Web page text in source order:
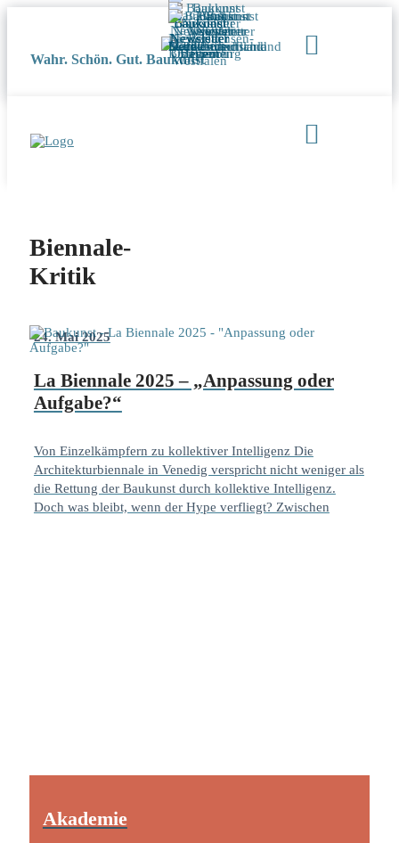
Wahr. Schön. Gut. Baukunst
Biennale-
Kritik
24. Mai 2025
La Biennale 2025 – „Anpassung oder
Aufgabe?“
Von Einzelkämpfern zu kollektiver Intelligenz Die
Architekturbiennale in Venedig verspricht nicht weniger als
die Rettung der Baukunst durch kollektive Intelligenz.
Doch was bleibt, wenn der Hype verfliegt? Zwischen
Akademie